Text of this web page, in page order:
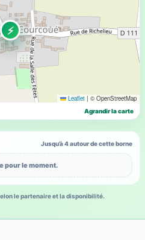
⚡
Leaflet | © OpenStreetMap
Agrandir la carte
Jusqu’à 4 autour de cette borne
pour le moment.
le partenaire et la disponibilité.